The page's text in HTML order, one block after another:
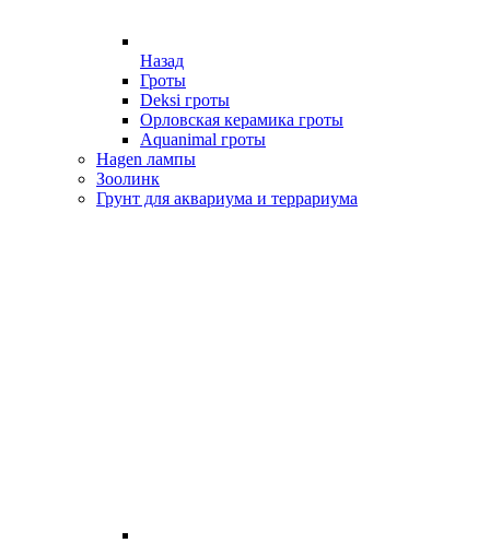
Назад
Гроты
Deksi гроты
Орловская керамика гроты
Aquanimal гроты
Hagen лампы
Зоолинк
Грунт для аквариума и террариума